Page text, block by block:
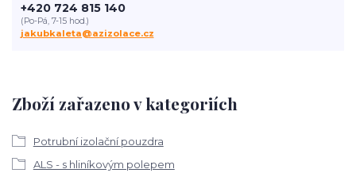
Zboží zařazeno v kategoriích
Potrubní izolační pouzdra
ALS - s hliníkovým polepem
+420 724 815 140
(Po-Pá, 7-15 hod.)
jakubkaleta@azizolace.cz